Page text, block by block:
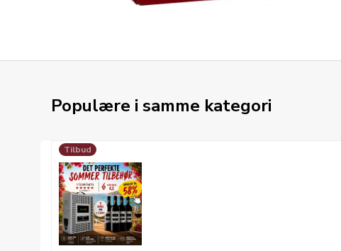
Populære i samme kategori
Tilbud